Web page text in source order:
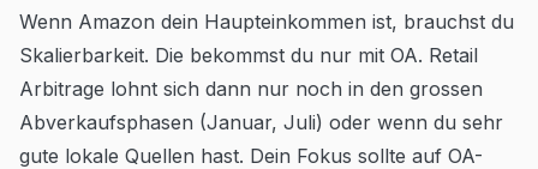
Wenn Amazon dein Haupteinkommen ist, brauchst du
Skalierbarkeit. Die bekommst du nur mit OA. Retail
Arbitrage lohnt sich dann nur noch in den grossen
Abverkaufsphasen (Januar, Juli) oder wenn du sehr
gute lokale Quellen hast. Dein Fokus sollte auf OA-